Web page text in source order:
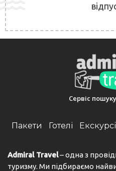
Сервіс
Пакети Готелі
Admiral Travel– одна з
туризму. Ми підбираємо